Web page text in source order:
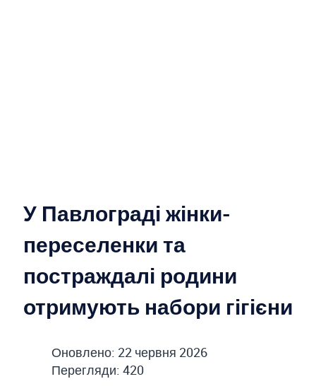
У Павлограді жінки-
переселенки та
постраждалі родини
отримують набори гігієни
Оновлено: 22 червня 2026
Перегляди: 420